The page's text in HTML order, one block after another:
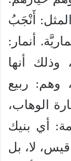
أَنْجَبُ
أنمار:
أنها
وهم: ربيع
الوهاب،
أي بنيك
لا، بل